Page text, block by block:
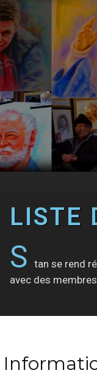
LISTE
S tan se rend
avec des